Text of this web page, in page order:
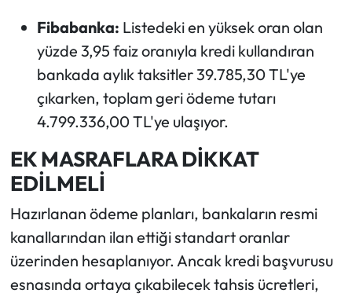
Fibabanka: Listedeki en yüksek oran olan
yüzde 3,95 faiz oranıyla kredi kullandıran
bankada aylık taksitler 39.785,30 TL'ye
çıkarken, toplam geri ödeme tutarı
4.799.336,00 TL'ye ulaşıyor.
EK MASRAFLARA DİKKAT
EDİLMELİ
Hazırlanan ödeme planları, bankaların resmi
kanallarından ilan ettiği standart oranlar
üzerinden hesaplanıyor. Ancak kredi başvurusu
esnasında ortaya çıkabilecek tahsis ücretleri,